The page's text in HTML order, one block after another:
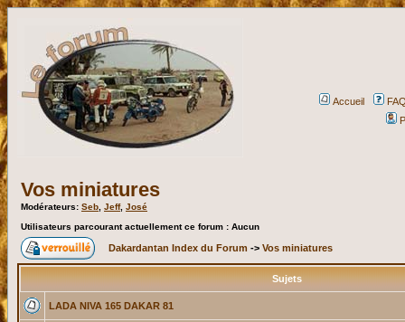
Accueil
Vos miniatures
Modérateurs: Seb Jeff, José
Utilisateurs parcourant actuellement ce forum : Aucun
Dakardantan Index du Forum -> Vos miniatures
Sujets
LADA NIVA 165 DAKAR 81